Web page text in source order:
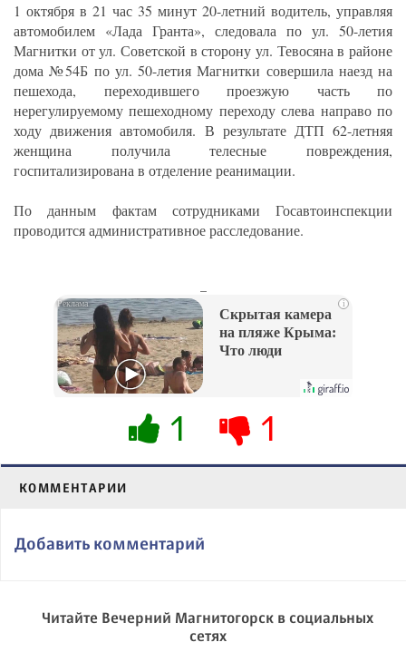
1 октября в 21 час 35 минут 20-летний водитель, управляя
автомобилем «Лада Гранта», следовала по ул. 50-летия
Магнитки от ул. Советской в сторону ул. Тевосяна в районе
дома №54Б по ул. 50-летия Магнитки совершила наезд на
пешехода, переходившего проезжую часть по
нерегулируемому пешеходному переходу слева направо по
ходу движения автомобиля. В результате ДТП 62-летняя
женщина получила телесные повреждения,
госпитализирована в отделение реанимации.
По данным фактам сотрудниками Госавтоинспекции
проводится административное расследование.
i
Скрытая камера
на пляже Крыма:
Что люди
их не видят...
1 1
КОММЕНТАРИИ
Добавить комментарий
Читайте Вечерний Магнитогорск в социальных
сетях